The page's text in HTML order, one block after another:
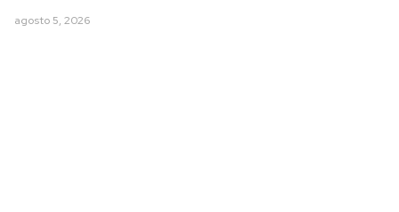
agosto 5, 2026